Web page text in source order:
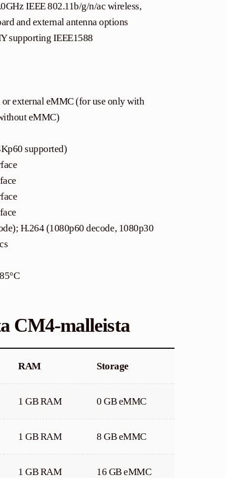
IEEE 802.11b/g/n/ac wireless,
and external antenna options
supporting IEEE1588
or external eMMC (for use only with
eMMC)
supported)
H.264 (1080p60 decode, 1080p30
CM4-malleista
RAM Storage
1 GB RAM 0 GB eMMC
1 GB RAM 8 GB eMMC
1 GB RAM 16 GB eMMC